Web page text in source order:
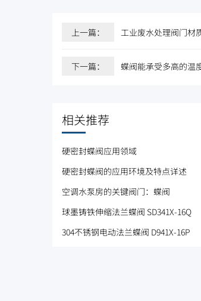
上一篇： 工业废水处理阀门材
下一篇： 蝶阀能承受多高的温
相关推荐
硬密封蝶阀应用领域
硬密封蝶阀的应用环境及特点详述
空调水泵房的关键阀门：蝶阀
球墨铸铁伸缩法兰蝶阀 SD341X-16Q
304不锈钢电动法兰蝶阀 D941X-16P